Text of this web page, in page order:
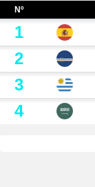
Nº
1
2
3
4